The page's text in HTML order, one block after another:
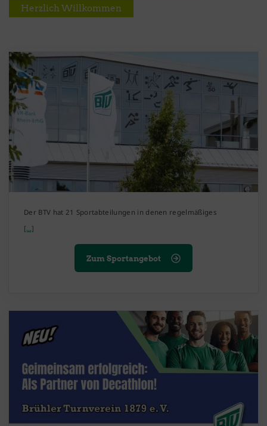
Herzlich Willkommen
Der BTV hat 21 Sportabteilungen in denen regelmäßiges
[...]
Zum Sportangebot